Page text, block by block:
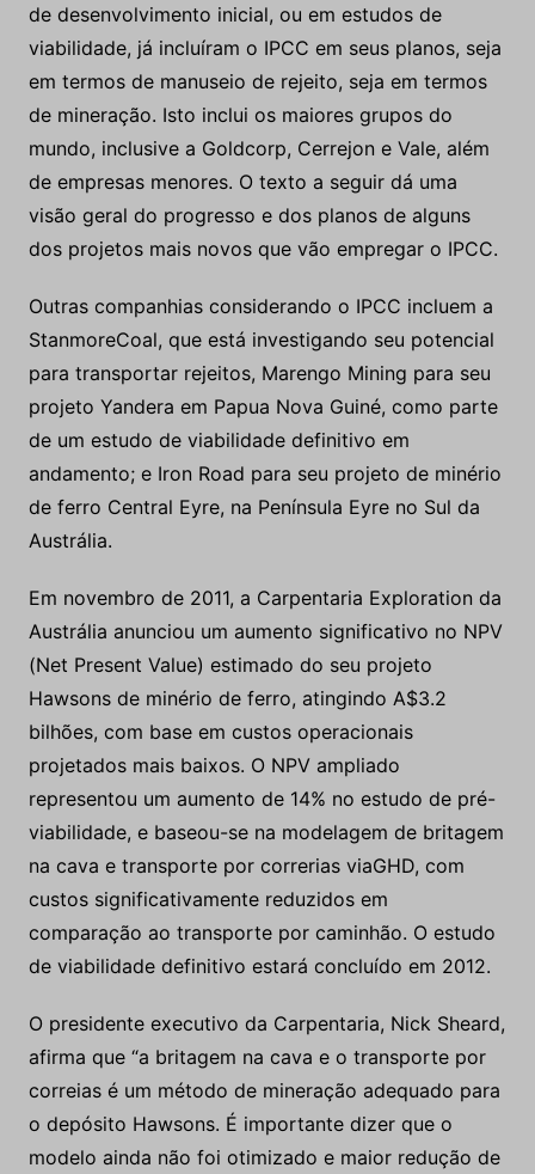
de desenvolvimento inicial, ou em estudos de
viabilidade, já incluíram o IPCC em seus planos, seja
em termos de manuseio de rejeito, seja em termos
de mineração. Isto inclui os maiores grupos do
mundo, inclusive a Goldcorp, Cerrejon e Vale, além
de empresas menores. O texto a seguir dá uma
visão geral do progresso e dos planos de alguns
dos projetos mais novos que vão empregar o IPCC.
Outras companhias considerando o IPCC incluem a
StanmoreCoal, que está investigando seu potencial
para transportar rejeitos, Marengo Mining para seu
projeto Yandera em Papua Nova Guiné, como parte
de um estudo de viabilidade definitivo em
andamento; e Iron Road para seu projeto de minério
de ferro Central Eyre, na Península Eyre no Sul da
Austrália.
Em novembro de 2011, a Carpentaria Exploration da
Austrália anunciou um aumento significativo no NPV
(Net Present Value) estimado do seu projeto
Hawsons de minério de ferro, atingindo A$3.2
bilhões, com base em custos operacionais
projetados mais baixos. O NPV ampliado
representou um aumento de 14% no estudo de pré-
viabilidade, e baseou-se na modelagem de britagem
na cava e transporte por correrias viaGHD, com
custos significativamente reduzidos em
comparação ao transporte por caminhão. O estudo
de viabilidade definitivo estará concluído em 2012.
O presidente executivo da Carpentaria, Nick Sheard,
afirma que “a britagem na cava e o transporte por
correias é um método de mineração adequado para
o depósito Hawsons. É importante dizer que o
modelo ainda não foi otimizado e maior redução de